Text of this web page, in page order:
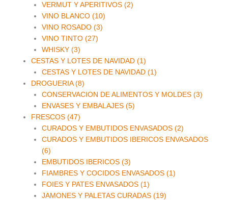
VERMUT Y APERITIVOS (2)
VINO BLANCO (10)
VINO ROSADO (3)
VINO TINTO (27)
WHISKY (3)
CESTAS Y LOTES DE NAVIDAD (1)
CESTAS Y LOTES DE NAVIDAD (1)
DROGUERIA (8)
CONSERVACION DE ALIMENTOS Y MOLDES (3)
ENVASES Y EMBALAJES (5)
FRESCOS (47)
CURADOS Y EMBUTIDOS ENVASADOS (2)
CURADOS Y EMBUTIDOS IBERICOS ENVASADOS
(6)
EMBUTIDOS IBERICOS (3)
FIAMBRES Y COCIDOS ENVASADOS (1)
FOIES Y PATES ENVASADOS (1)
JAMONES Y PALETAS CURADAS (19)